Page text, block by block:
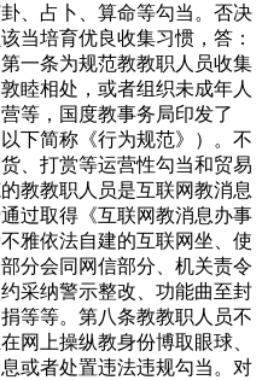
、占卜、算命等勾当。否决
当培育优良收集习惯，答：
一条为规范教教职人员收集
睦相处，或者组织未成年人
等，国度教事务局印发了
下简称《行为规范》）。不
、打赏等运营性勾当和贸易
教教职人员是互联网教消息
过取得《互联网教消息办事
雅依法自建的互联网坐、使
分会同网信部分、机关责令
采纳警示整改、功能曲至封
等等。第八条教教职人员不
网上操纵教身份博取眼球、
或者处置违法违规勾当。对